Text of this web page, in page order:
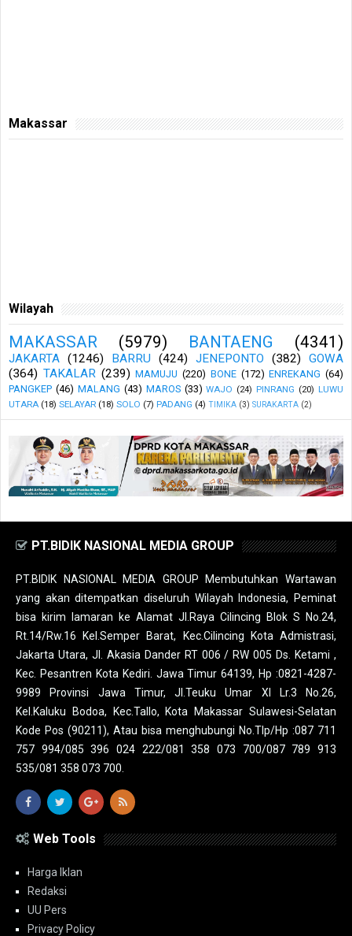
Makassar
Wilayah
MAKASSAR (5979) BANTAENG (4341)
JAKARTA (1246) BARRU (424) JENEPONTO (382)
GOWA
(364) TAKALAR (239) MAMUJU (220) BONE (172) ENREKANG (64)
PANGKEP (46) MALANG (43) MAROS (33) WAJO (24) PINRANG (20) LUWU
UTARA (18) SELAYAR (18) SOLO (7) PADANG (4) TIMIKA (3) SURAKARTA (2)
PT.BIDIK NASIONAL MEDIA GROUP
PT.BIDIK NASIONAL MEDIA GROUP Membutuhkan Wartawan
yang akan ditempatkan diseluruh Wilayah Indonesia, Peminat
bisa kirim lamaran ke Alamat Jl.Raya Cilincing Blok S No.24,
Rt.14/Rw.16 Kel.Semper Barat, Kec.Cilincing Kota Admistrasi,
Jakarta Utara, Jl. Akasia Dander RT 006 / RW 005 Ds. Ketami ,
Kec. Pesantren Kota Kediri. Jawa Timur 64139, Hp :0821-4287-
9989 Provinsi Jawa Timur, Jl.Teuku Umar XI Lr.3 No.26,
Kel.Kaluku Bodoa, Kec.Tallo, Kota Makassar Sulawesi-Selatan
Kode Pos (90211), Atau bisa menghubungi No.Tlp/Hp :087 711
757 994/085 396 024 222/081 358 073 700/087 789 913
535/081 358 073 700.
Web Tools
Harga Iklan
Redaksi
UU Pers
Privacy Policy